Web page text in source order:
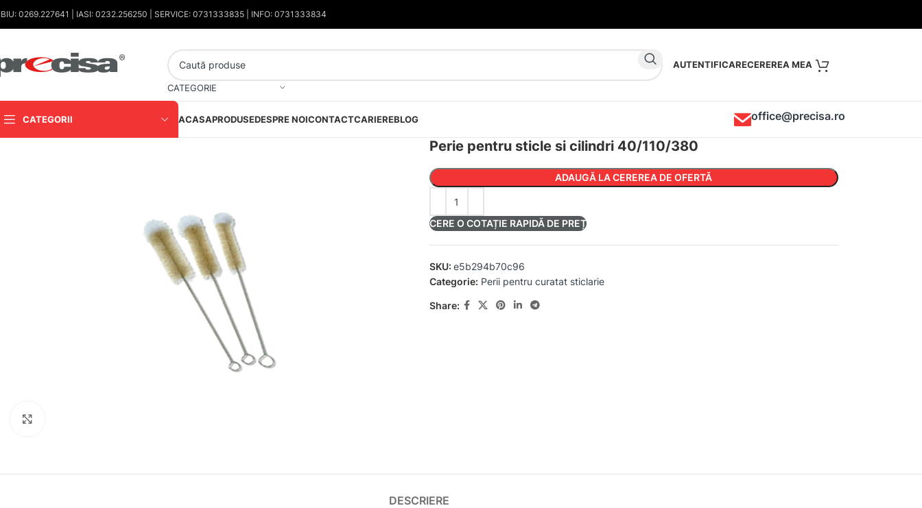
0269.227641 | IASI: 0232.256250 | SERVICE: 0731333835 | INFO: 0731333834
CATEGORIE
AUTENTIFICARE
CATEGORII ACASAPRODUSEDESPRE NOICONTACTCARIEREBLOG office@precisa.ro
Perie pentru sticle si cilindri 40/110/380
ADAUGĂ LA CEREREA DE OFERTĂ
CERE O COTAȚIE RAPIDĂ DE PREȚ
SKU: e5b294b70c96
Categorie: Perii pentru curatat sticlarie
Share:
DESCRIERE